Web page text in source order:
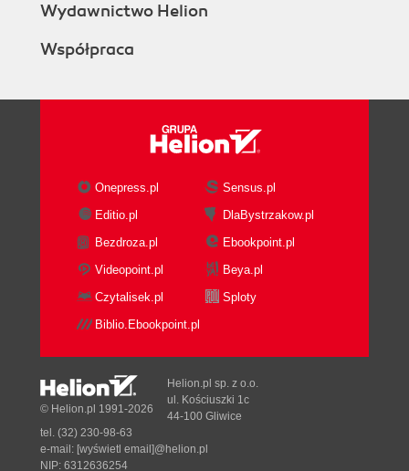
Wydawnictwo Helion
Współpraca
Onepress.pl
Sensus.pl
Editio.pl
DlaBystrzakow.pl
Bezdroza.pl
Ebookpoint.pl
Videopoint.pl
Beya.pl
Czytalisek.pl
Sploty
Biblio.Ebookpoint.pl
© Helion.pl 1991-2026
Helion.pl sp. z o.o.
ul. Kościuszki 1c
44-100 Gliwice
tel. (32) 230-98-63
e-mail: [wyświetl email]@helion.pl
NIP: 6312636254